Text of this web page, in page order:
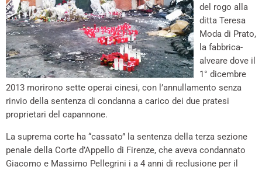
del rogo alla
ditta Teresa
Moda di Prato,
la fabbrica-
alveare dove il
1° dicembre
2013 morirono sette operai cinesi, con l’annullamento senza
rinvio della sentenza di condanna a carico dei due pratesi
proprietari del capannone.
La suprema corte ha “cassato” la sentenza della terza sezione
penale della Corte d’Appello di Firenze, che aveva condannato
Giacomo e Massimo Pellegrini i a 4 anni di reclusione per il